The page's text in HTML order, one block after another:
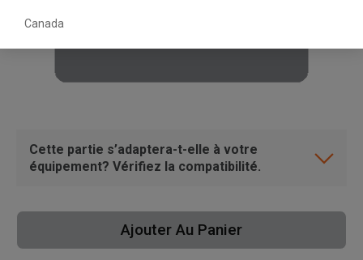
Canada
Cette partie s’adaptera-t-elle à votre
équipement? Vérifiez la compatibilité.
Ajouter Au Panier